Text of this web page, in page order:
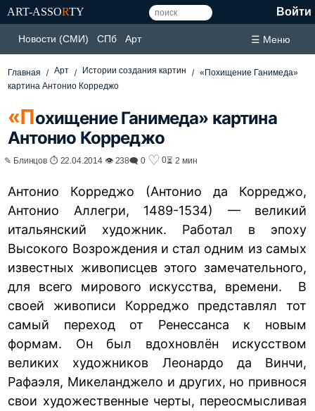
ART-ASSORTY Войти
Новости (СМИ) СПб Арт ☰ Меню
Главная Арт Истории создания картин
«Похищение Ганимеда»
картина Антонио Корреджо
«Похищение Ганимеда» картина
Антонио Корреджо
✎ Блинцов ⏱ 22.04.2014 👁 238🗨 0 ♡ 0⏳ 2 мин
Антонио Корреджо (Антонио да Корреджо,
Антонио Аллегри, 1489-1534) — великий
итальянский художник. Работал в эпоху
Высокого Возрождения и стал одним из самых
известных живописцев этого замечательного,
для всего мирового искусства, времени. В
своей живописи Корреджо представлял тот
самый переход от Ренессанса к новым
формам. Он был вдохновлён искусством
великих художников Леонардо да Винчи,
Рафаэля, Микеланджело и других, но привнося
свои художественные черты, переосмысливая